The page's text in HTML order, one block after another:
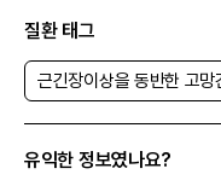
질환 태그
유익한 정보였나요?